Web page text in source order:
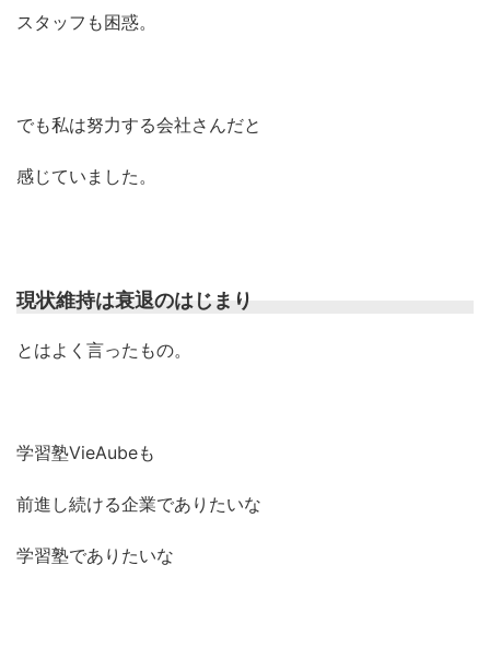
スタッフも困惑。
でも私は努力する会社さんだと
感じていました。
現状維持は衰退のはじまり
とはよく言ったもの。
学習塾VieAubeも
前進し続ける企業でありたいな
学習塾でありたいな